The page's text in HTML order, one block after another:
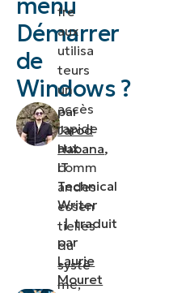
menu
Démarrer
de
Windows ?
par
Jarod
Habana,
IT
Technical
Writer
|traduit
par
Laurie
Mouret
Marche/Arrêt
dans le menu
Démarrer ?
Considérations
supplémentaires
pour la gestion
de l’accessibilité
du bouton
Marche/Arrêt
dans le menu
Démarrer
fre
aux
utilisa
teurs
un
accès
rapide
aux
comm
andes
essen
tielles
du
systè
me,